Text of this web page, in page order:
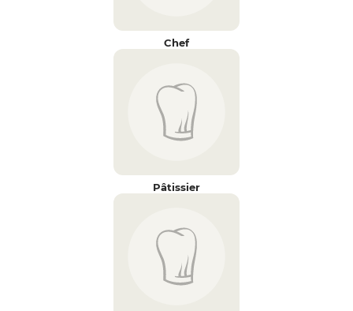
Chef
Pâtissier